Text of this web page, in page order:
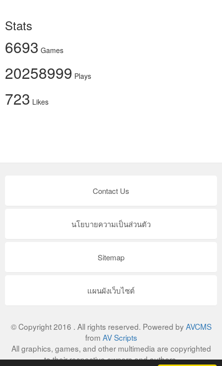
Stats
6693 Games
20258999 Plays
723 Likes
Contact Us
นโยบายความเป็นส่วนตัว
Sitemap
แผนผังเว็บไซต์
© Copyright 2016 . All rights reserved. Powered by AVCMS
from AV Scripts
All graphics, games, and other multimedia are copyrighted
to their respective owners and authors.